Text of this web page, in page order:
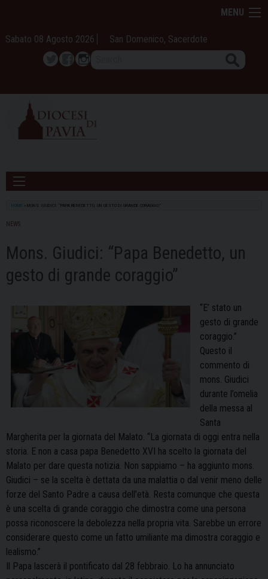
content
MENU
Sabato 08 Agosto 2026 San Domenico, Sacerdote
TwitterFacebook
Instagram
HOME MONS. GIUDICI: “PAPA BENEDETTO, UN GESTO DI GRANDE CORAGGIO”
NEWS
Mons. Giudici: “Papa Benedetto, un
gesto di grande coraggio”
“E’ stato un
gesto di grande
coraggio.”
Questo il
commento di
mons. Giudici
durante l’omelia
della messa al
Santa
Margherita per la giornata del Malato. “La giornata di oggi entra nella
storia. E non a casa papa Benedetto XVI ha scelto la giornata del
Malato per dare questa notizia. Non sappiamo – ha aggiunto mons.
Giudici – se la scelta è dettata da una malattia o dal venir meno delle
forze del Santo Padre a causa dell’età. Resta comunque che questa
è una scelta di grande coraggio che dimostra come una persona
possa riconoscere la debolezza nella propria vita. Sarebbe un errore
considerare questo come un fatto umiliante ma dimostra coraggio e
lealismo.”
Il Papa lascerà il pontificato dal 28 febbraio. Lo ha annunciato